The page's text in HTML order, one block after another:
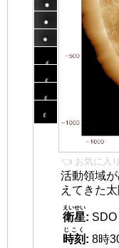
👈 お気に入
活動領域
えてきた太
衛星
えいせい
: SDO
時刻
じこく
: 8時